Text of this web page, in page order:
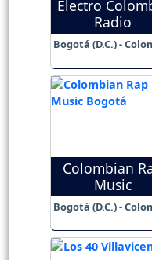
Electro
Radio
Bogotá (D.C.) -
Colombian
Music
Bogotá (D.C.) -